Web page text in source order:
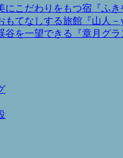
にこだわりをもつ宿『ふ
もてなしする旅館『山人
谷を一望できる『章月グ